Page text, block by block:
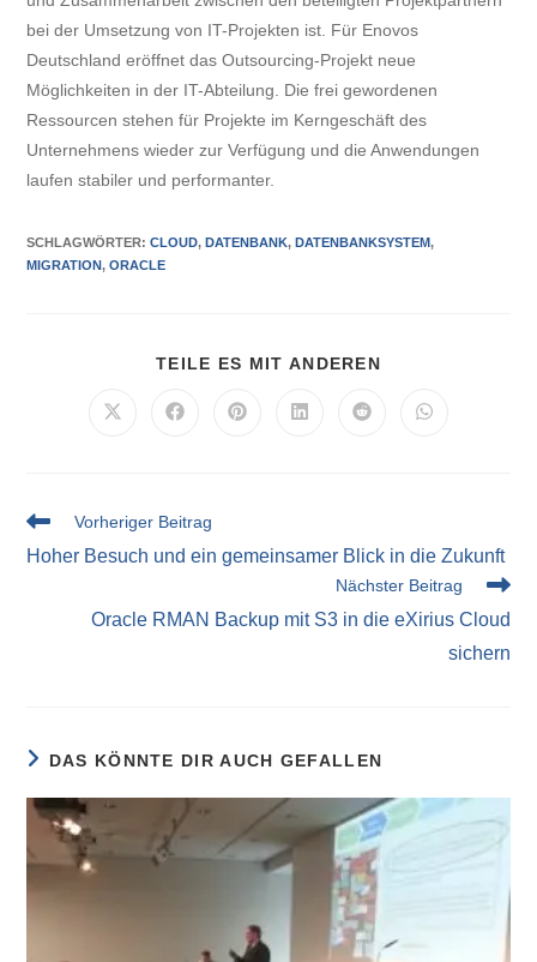
bei der Umsetzung von IT-Projekten ist. Für Enovos
Deutschland eröffnet das Outsourcing-Projekt neue
Möglichkeiten in der IT-Abteilung. Die frei gewordenen
Ressourcen stehen für Projekte im Kerngeschäft des
Unternehmens wieder zur Verfügung und die Anwendungen
laufen stabiler und performanter.
SCHLAGWÖRTER:CLOUD, DATENBANK, DATENBANKSYSTEM,
MIGRATION, ORACLE
TEILE ES MIT ANDEREN
Vorheriger Beitrag
Hoher Besuch und ein gemeinsamer Blick in die Zukunft
Nächster Beitrag
Oracle RMAN Backup mit S3 in die eXirius Cloud
sichern
DAS KÖNNTE DIR AUCH GEFALLEN